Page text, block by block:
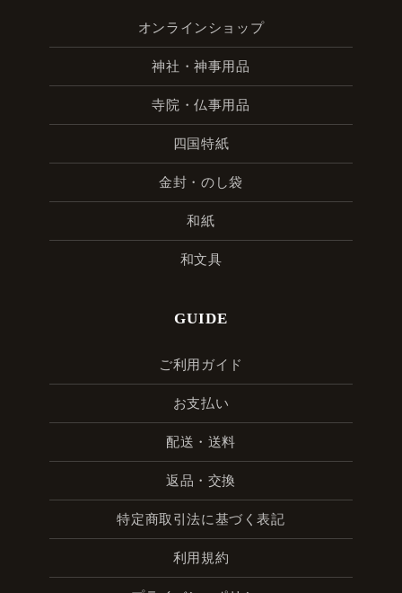
オンラインショップ
神社・神事用品
寺院・仏事用品
四国特紙
金封・のし袋
和紙
和文具
GUIDE
ご利用ガイド
お支払い
配送・送料
返品・交換
特定商取引法に基づく表記
利用規約